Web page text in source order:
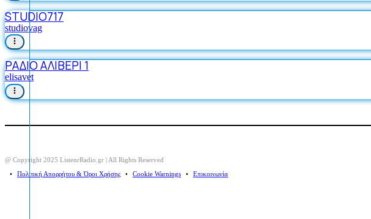
STUDIO717
studiovag
ΡΑΔΙΟ ΑΛΙΒΕΡΙ 1
elisavet
@ Copyright 2025 ListenrRadio.gr | All Rights Reserved
⠀•⠀ Πολιτική Απορρήτου & Όροι Χρήσης ⠀•⠀ Cookie Warnings ⠀•⠀ Επικοινωνία